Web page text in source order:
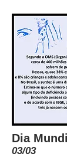
Dia
03/03